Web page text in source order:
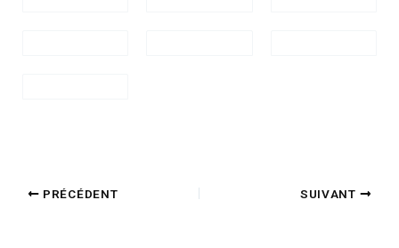
PRÉCÉDENT SUIVANT